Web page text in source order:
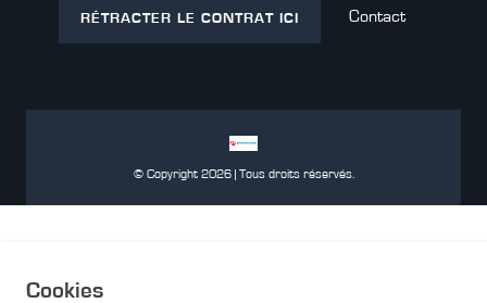
RÉTRACTER LE CONTRAT ICI Contact
© Copyright 2026 | Tous droits réservés.
Cookies